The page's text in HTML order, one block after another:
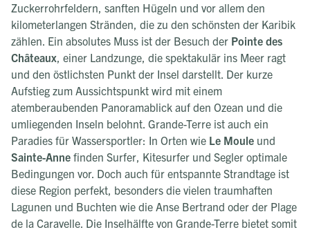
Zuckerrohrfeldern, sanften Hügeln und vor allem den
kilometerlangen Stränden, die zu den schönsten der Karibik
zählen. Ein absolutes Muss ist der Besuch der Pointe des
Châteaux, einer Landzunge, die spektakulär ins Meer ragt
und den östlichsten Punkt der Insel darstellt. Der kurze
Aufstieg zum Aussichtspunkt wird mit einem
atemberaubenden Panoramablick auf den Ozean und die
umliegenden Inseln belohnt. Grande-Terre ist auch ein
Paradies für Wassersportler: In Orten wie Le Moule und
Sainte-Anne finden Surfer, Kitesurfer und Segler optimale
Bedingungen vor. Doch auch für entspannte Strandtage ist
diese Region perfekt, besonders die vielen traumhaften
Lagunen und Buchten wie die Anse Bertrand oder der Plage
de la Caravelle. Die Inselhälfte von Grande-Terre bietet somit